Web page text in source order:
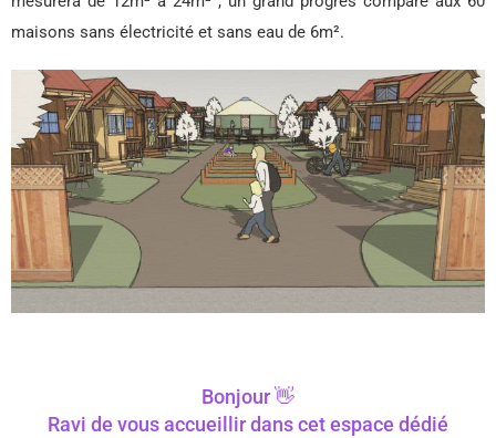
maisons sans électricité et sans eau de 6m².
Bonjour 👋
Ravi de vous accueillir dans cet espace dédié